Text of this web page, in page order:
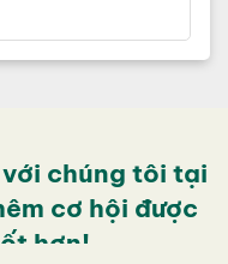
chúng tôi tại
cơ hội được
hơn!